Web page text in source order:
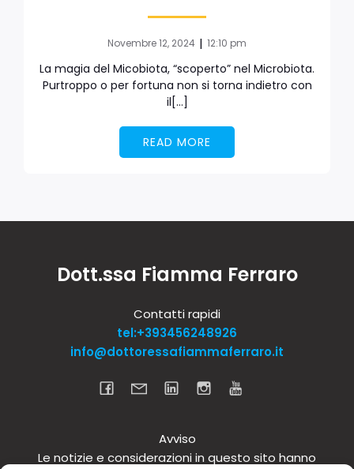
Novembre 12, 2024 | 12:10 pm
La magia del Micobiota, “scoperto” nel Microbiota.
Purtroppo o per fortuna non si torna indietro con
il[…]
READ MORE
Dott.ssa Fiamma Ferraro
Contatti rapidi
tel:+393456248926
info@dottoressafiammaferraro.it
Avviso
Le notizie e considerazioni in questo sito hanno